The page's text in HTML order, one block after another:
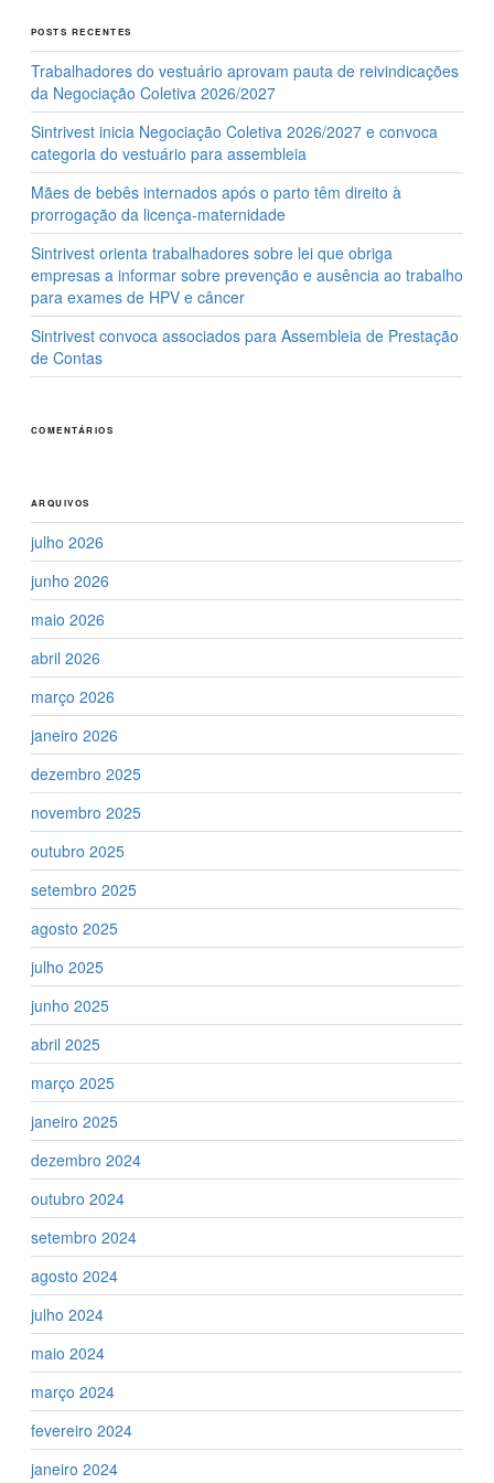
POSTS RECENTES
Trabalhadores do vestuário aprovam pauta de reivindicações
da Negociação Coletiva 2026/2027
Sintrivest inicia Negociação Coletiva 2026/2027 e convoca
categoria do vestuário para assembleia
Mães de bebês internados após o parto têm direito à
prorrogação da licença-maternidade
Sintrivest orienta trabalhadores sobre lei que obriga
empresas a informar sobre prevenção e ausência ao trabalho
para exames de HPV e câncer
Sintrivest convoca associados para Assembleia de Prestação
de Contas
COMENTÁRIOS
ARQUIVOS
julho 2026
junho 2026
maio 2026
abril 2026
março 2026
janeiro 2026
dezembro 2025
novembro 2025
outubro 2025
setembro 2025
agosto 2025
julho 2025
junho 2025
abril 2025
março 2025
janeiro 2025
dezembro 2024
outubro 2024
setembro 2024
agosto 2024
julho 2024
maio 2024
março 2024
fevereiro 2024
janeiro 2024